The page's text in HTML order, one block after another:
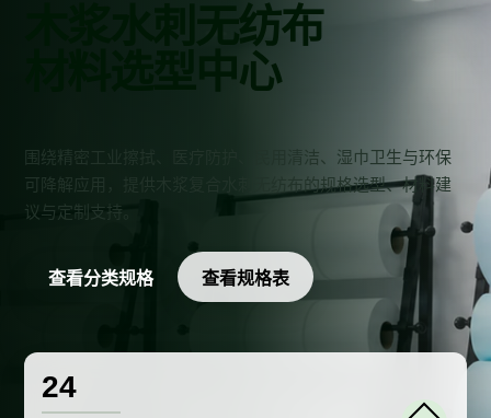
木浆水刺无纺布
材料选型中心
围绕精密工业擦拭、医疗防护、民用清洁、湿巾卫生与环保
可降解应用，提供木浆复合水刺无纺布的规格选型、材料建
议与定制支持。
查看分类规格 查看规格表
24